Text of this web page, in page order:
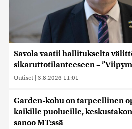
Savola vaatii hallitukselta
sikaruttotilanteeseen –
Uutiset | 3.8.2026 11:01
Garden-kohu on tarpeellinen
kaikille puolueille,
sanoo MT:ssä